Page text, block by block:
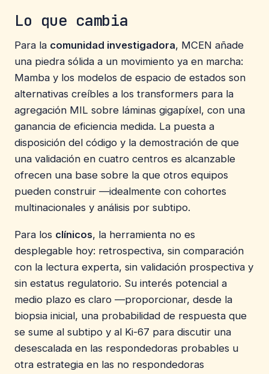
Lo que cambia
Para la comunidad investigadora, MCEN añade
una piedra sólida a un movimiento ya en marcha:
Mamba y los modelos de espacio de estados son
alternativas creíbles a los transformers para la
agregación MIL sobre láminas gigapíxel, con una
ganancia de eficiencia medida. La puesta a
disposición del código y la demostración de que
una validación en cuatro centros es alcanzable
ofrecen una base sobre la que otros equipos
pueden construir —idealmente con cohortes
multinacionales y análisis por subtipo.
Para los clínicos, la herramienta no es
desplegable hoy: retrospectiva, sin comparación
con la lectura experta, sin validación prospectiva y
sin estatus regulatorio. Su interés potencial a
medio plazo es claro —proporcionar, desde la
biopsia inicial, una probabilidad de respuesta que
se sume al subtipo y al Ki-67 para discutir una
desescalada en las respondedoras probables u
otra estrategia en las no respondedoras